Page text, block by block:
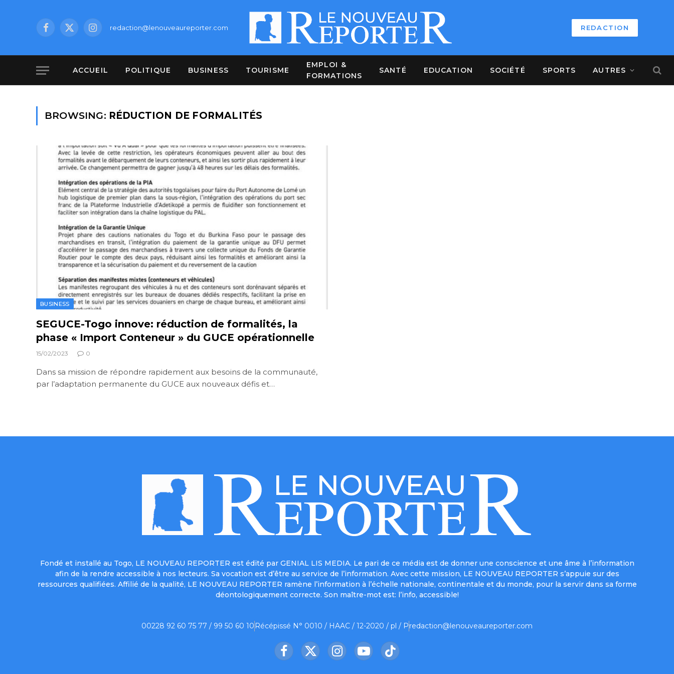
Facebook
X
Instagramredaction@lenouveaureporter.com REDACTION
ACCUEIL POLITIQUE BUSINESS TOURISME
EMPLOI &
FORMATIONS
SANTÉ EDUCATION SOCIÉTÉ SPORTS AUTRES
BROWSING: RÉDUCTION DE FORMALITÉS
BUSINESS
SEGUCE-Togo innove: réduction de formalités, la
phase « Import Conteneur » du GUCE opérationnelle
15/02/2023 0
Dans sa mission de répondre rapidement aux besoins de la communauté,
par l’adaptation permanente du GUCE aux nouveaux défis et…
Fondé et installé au Togo, LE NOUVEAU REPORTER est édité par GENIAL LIS MEDIA. Le pari de ce média est de donner une conscience et une âme à l’information
afin de la rendre accessible à nos lecteurs. Sa vocation est d’être au service de l’information. Avec cette mission, LE NOUVEAU REPORTER s’appuie sur des
ressources qualifiées. Affilié de la qualité, LE NOUVEAU REPORTER ramène l’information à l’échelle nationale, continentale et du monde, pour la servir dans sa forme
déontologiquement correcte. Son maître-mot est: l’info, accessible!
00228 92 60 75 77 / 99 50 60 10 Récépissé N° 0010 / HAAC / 12-2020 / pl / Predaction@lenouveaureporter.com
Facebook
X
InstagramYouTubeTikTok